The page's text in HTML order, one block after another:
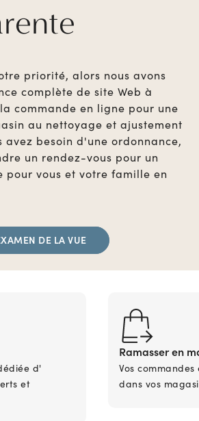
priorité, alors nous avons
complète de site Web à
commande en ligne pour une
au nettoyage et ajustement
avez besoin d'une ordonnance,
un rendez-vous pour un
pour vous et votre famille en
DE LA VUE
d'
et
Ramasser en
Vos
dans vos